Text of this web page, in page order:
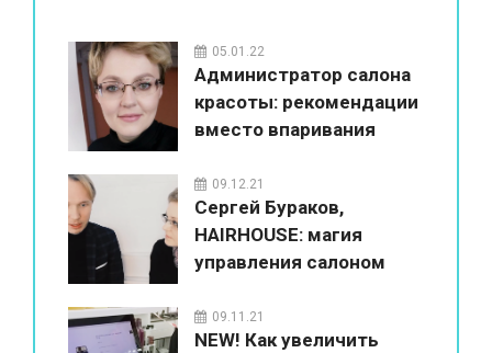
05.01.22
Администратор салона
красоты: рекомендации
вместо впаривания
09.12.21
Сергей Бураков,
HAIRHOUSE: магия
управления салоном
09.11.21
NEW! Как увеличить